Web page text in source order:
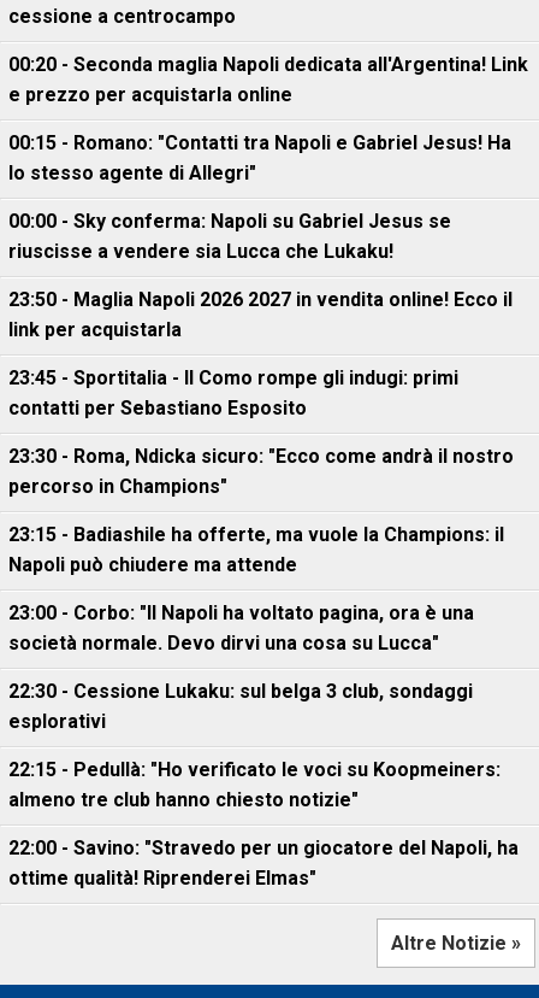
cessione a centrocampo
00:20 - Seconda maglia Napoli dedicata all'Argentina! Link
e prezzo per acquistarla online
00:15 - Romano: "Contatti tra Napoli e Gabriel Jesus! Ha
lo stesso agente di Allegri"
00:00 - Sky conferma: Napoli su Gabriel Jesus se
riuscisse a vendere sia Lucca che Lukaku!
23:50 - Maglia Napoli 2026 2027 in vendita online! Ecco il
link per acquistarla
23:45 - Sportitalia - Il Como rompe gli indugi: primi
contatti per Sebastiano Esposito
23:30 - Roma, Ndicka sicuro: "Ecco come andrà il nostro
percorso in Champions"
23:15 - Badiashile ha offerte, ma vuole la Champions: il
Napoli può chiudere ma attende
23:00 - Corbo: "Il Napoli ha voltato pagina, ora è una
società normale. Devo dirvi una cosa su Lucca"
22:30 - Cessione Lukaku: sul belga 3 club, sondaggi
esplorativi
22:15 - Pedullà: "Ho verificato le voci su Koopmeiners:
almeno tre club hanno chiesto notizie"
22:00 - Savino: "Stravedo per un giocatore del Napoli, ha
ottime qualità! Riprenderei Elmas"
Altre Notizie »